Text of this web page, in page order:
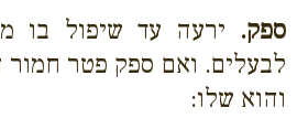
ספק. ירעה עד שיפול בו
לבעלים. ואם ספק פטר
והוא שלו: